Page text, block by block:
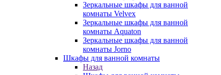
Зеркальные шкафы для ванной
комнаты Velvex
Зеркальные шкафы для ванной
комнаты Aquaton
Зеркальные шкафы для ванной
комнаты Jorno
Шкафы для ванной комнаты
Назад